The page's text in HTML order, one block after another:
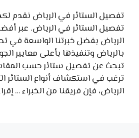
تفصيل الستائر في الرياض نقدم
تفصيل الستائر في الرياض. عبر
الرياض بفضل خبرتنا الواسعة في
بالرياض وتنفيذها بأعلى معايير
تبحث عن تفصيل ستائر حسب
ترغب في استكشاف أنواع الستائر
الرياض، فإن فريقنا من الخبراء …